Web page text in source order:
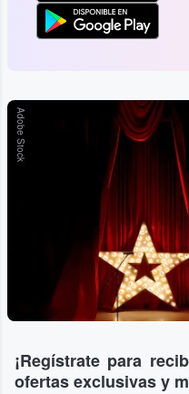
Adobe Stock
¡Regístrate para
ofertas exclusivas y